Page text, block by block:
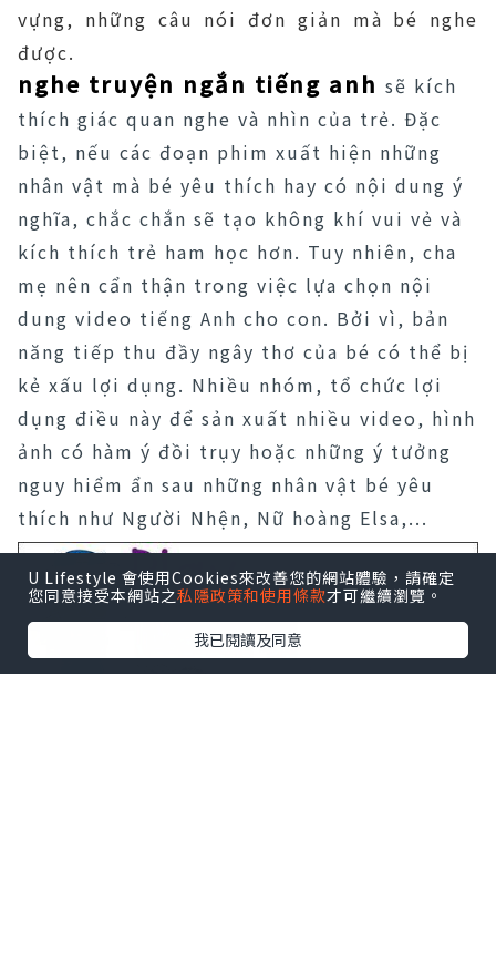
vựng, những câu nói đơn giản mà bé nghe
được.
nghe truyện ngắn tiếng anh sẽ kích
thích giác quan nghe và nhìn của trẻ. Đặc
biệt, nếu các đoạn phim xuất hiện những
nhân vật mà bé yêu thích hay có nội dung ý
nghĩa, chắc chắn sẽ tạo không khí vui vẻ và
kích thích trẻ ham học hơn. Tuy nhiên, cha
mẹ nên cẩn thận trong việc lựa chọn nội
dung video tiếng Anh cho con. Bởi vì, bản
năng tiếp thu đầy ngây thơ của bé có thể bị
kẻ xấu lợi dụng. Nhiều nhóm, tổ chức lợi
dụng điều này để sản xuất nhiều video, hình
ảnh có hàm ý đồi trụy hoặc những ý tưởng
nguy hiểm ẩn sau những nhân vật bé yêu
thích như Người Nhện, Nữ hoàng Elsa,...
U Lifestyle 會使用Cookies來改善您的網站體驗，請確定
您同意接受本網站之私隱政策和使用條款才可繼續瀏覽。
我已閱讀及同意